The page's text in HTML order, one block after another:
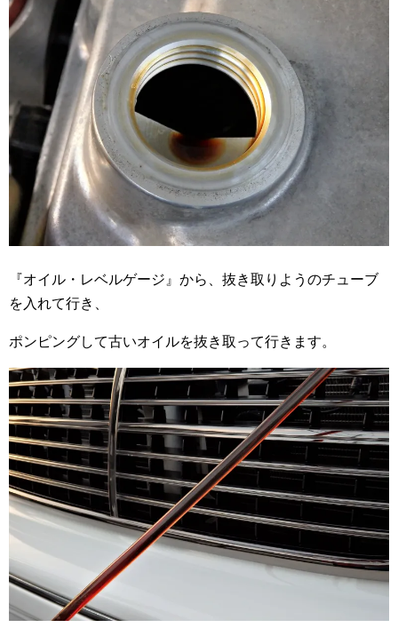
『オイル・レベルゲージ』から、抜き取りようのチューブ
を入れて行き、
ポンピングして古いオイルを抜き取って行きます。